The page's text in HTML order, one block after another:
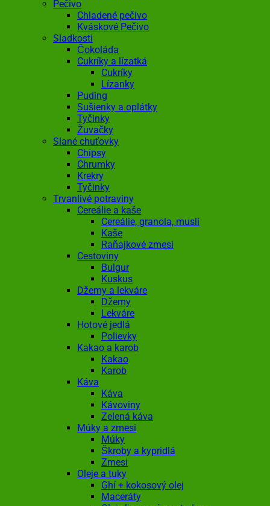
Pečivo
Chladené pečivo
Kváskové Pečivo
Sladkosti
Čokoláda
Cukríky a lízatká
Cukríky
Lízanky
Puding
Sušienky a oplátky
Tyčinky
Žuvačky
Slané chuťovky
Chipsy
Chrumky
Krekry
Tyčinky
Trvanlivé potraviny
Cereálie a kaše
Cereálie, granola, musli
Kaše
Raňajkové zmesi
Cestoviny
Bulgur
Kuskus
Džemy a lekváre
Džemy
Lekváre
Hotové jedlá
Polievky
Kakao a karob
Kakao
Karob
Káva
Káva
Kávoviny
Zelená káva
Múky a zmesi
Múky
Škroby a kypridlá
Zmesi
Oleje a tuky
Ghí + kokosový olej
Maceráty